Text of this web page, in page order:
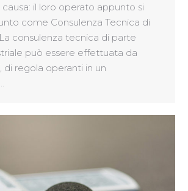
il loro operato appunto si
come Consulenza Tecnica di
consulenza tecnica di parte
può essere effettuata da
di regola operanti in un